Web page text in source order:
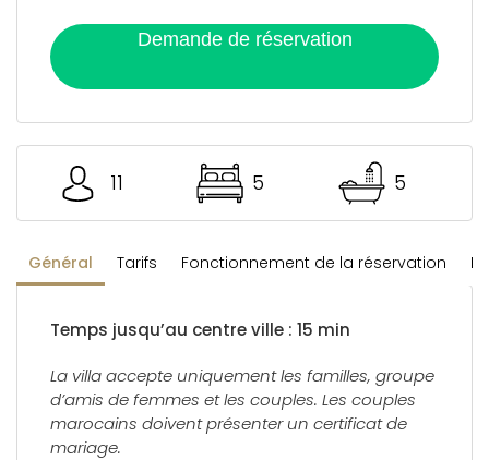
11 5 5
Général Tarifs Fonctionnement de la réservation
Temps jusqu’au centre ville : 15 min
La villa accepte uniquement les familles, groupe
d’amis de femmes et les couples. Les couples
marocains doivent présenter un certificat de
mariage.
Demande de réservation